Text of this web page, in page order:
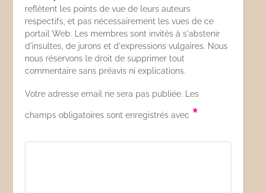
reflètent les points de vue de leurs auteurs
respectifs, et pas nécessairement les vues de ce
portail Web. Les membres sont invités à s'abstenir
d'insultes, de jurons et d'expressions vulgaires. Nous
nous réservons le droit de supprimer tout
commentaire sans préavis ni explications.
Votre adresse email ne sera pas publiée. Les
champs obligatoires sont enregistrés avec *